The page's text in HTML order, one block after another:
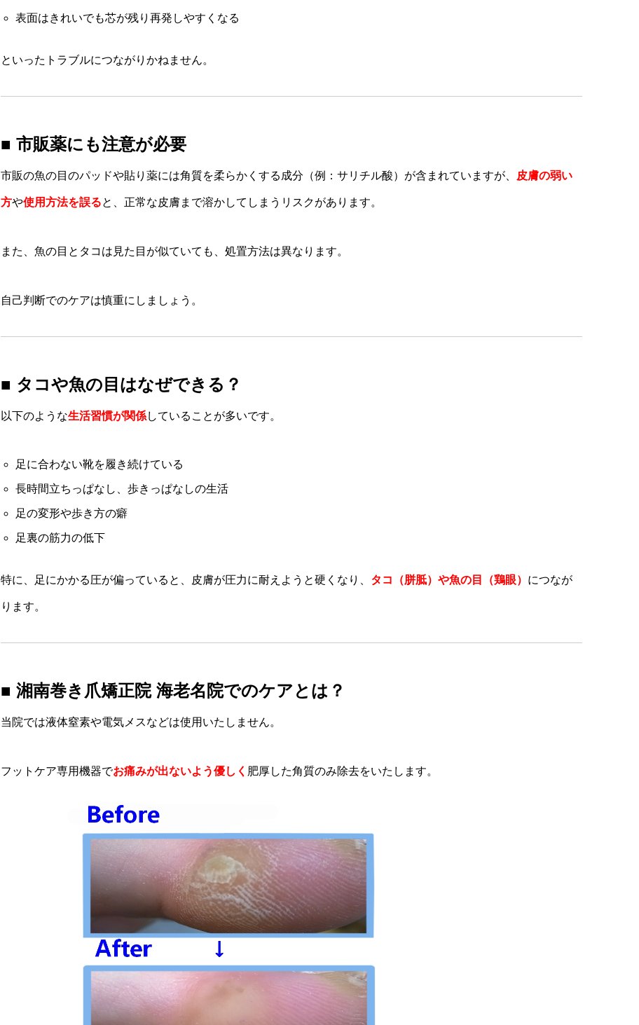
表面はきれいでも芯が残り再発しやすくなる
といったトラブルにつながりかねません。
■ 市販薬にも注意が必要
市販の魚の目のパッドや貼り薬には角質を柔らかくする成分（例：サリチル酸）が含まれていますが、 皮膚の弱い
方や使用方法を誤ると、正常な皮膚まで溶かしてしまうリスクがあります。
また、魚の目とタコは見た目が似ていても、処置方法は異なります。
自己判断でのケアは慎重にしましょう。
■ タコや魚の目はなぜできる？
以下のような生活習慣が関係していることが多いです。
足に合わない靴を履き続けている
長時間立ちっぱなし、歩きっぱなしの生活
足の変形や歩き方の癖
足裏の筋力の低下
特に、足にかかる圧が偏っていると、皮膚が圧力に耐えようと硬くなり、 タコ（胼胝）や魚の目（鶏眼） につなが
ります。
■ 湘南巻き爪矯正院 海老名院でのケアとは？
当院では液体窒素や電気メスなどは使用いたしません。
フットケア専用機器でお痛みが出ないよう優しく 肥厚した角質のみ除去をいたします。